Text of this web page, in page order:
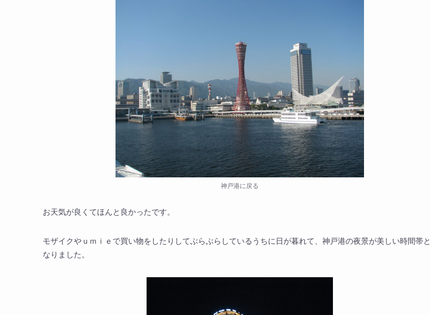
神戸港に戻る
お天気が良くてほんと良かったです。
モザイクやｕｍｉｅで買い物をしたりしてぶらぶらしているうちに日が暮れて、神戸港の夜景が美しい時間帯と
なりました。